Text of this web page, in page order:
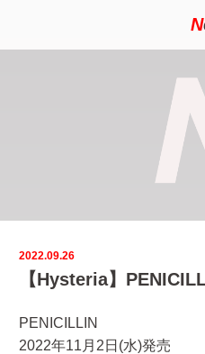
N
2022.09.26
【Hysteria】
PENICILLIN
2022年11月2日(水)発売